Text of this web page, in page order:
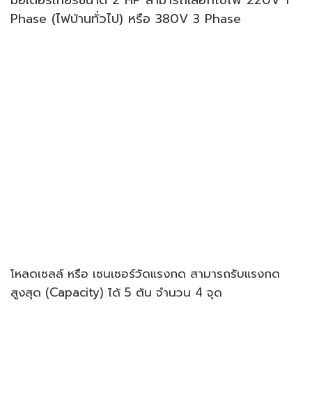
Phase (ไฟบ้านทั่วไป) หรือ 380V 3 Phase
โหลดเซลล์ หรือ เซนเซอร์วัดแรงกด สามารถรับแรงกด
สูงสุด (Capacity) ได้ 5 ตัน จำนวน 4 จุด